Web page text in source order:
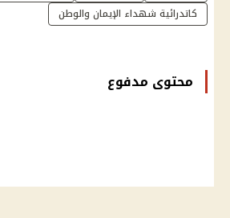
كاتدرائية شهداء الإيمان والوطن
محتوى مدفوع